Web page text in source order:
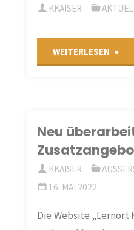
24.
KKAISER
WEITERLESEN
in
Neu
KKAISER
16. MAI 2022
Die Website